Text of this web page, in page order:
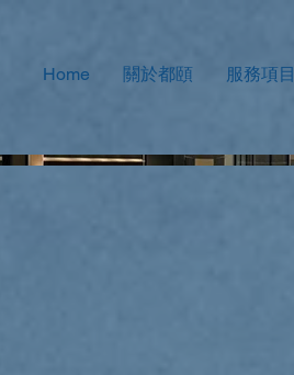
Home 關於都頤 服務項目